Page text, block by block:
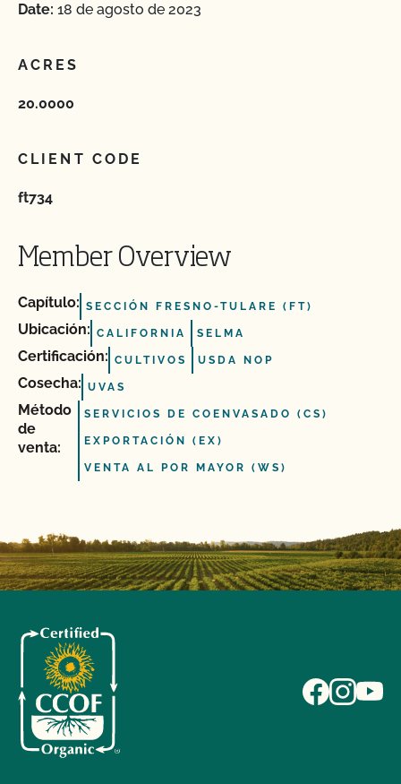
Date: 18 de agosto de 2023
ACRES
20.0000
CLIENT CODE
ft734
Member Overview
Capítulo: SECCIÓN FRESNO-TULARE (FT)
Ubicación: CALIFORNIA SELMA
Certificación: CULTIVOS USDA NOP
Cosecha: UVAS
Método
de
venta:
SERVICIOS DE COENVASADO (CS)
EXPORTACIÓN (EX)
VENTA AL POR MAYOR (WS)